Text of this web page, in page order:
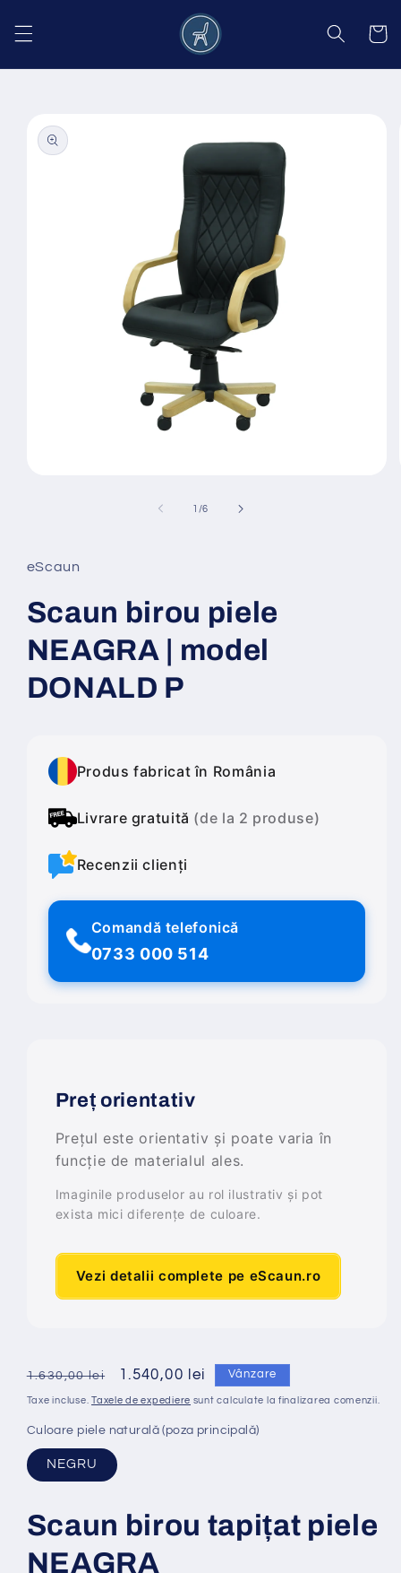
conținut
Coș
informațiile
despre
produs
fereastră
modală
1 /din
6
eScaun
Scaun birou piele
NEAGRA | model
DONALD P
Produs fabricat în România
Livrare gratuită (de la 2 produse)
Recenzii clienți
Comandă telefonică
0733 000 514
Preț orientativ
Prețul este orientativ și poate varia în
funcție de materialul ales.
Imaginile produselor au rol ilustrativ și pot
exista mici diferențe de culoare.
Vezi detalii complete pe eScaun.ro
Preț
obișnuit
1.630,00 lei
Preț
redus
1.540,00 lei Vânzare
Taxe incluse.Taxele de expediere sunt calculate la finalizarea comenzii.
Culoare piele naturală (poza principală)
NEGRU
Scaun birou tapițat piele
NEAGRA